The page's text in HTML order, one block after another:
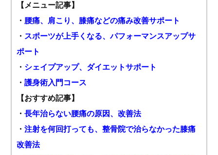
【メニュー記事】
・ 腰痛、肩こり、膝痛などの痛み改善サポート
・ スポーツが上手くなる、パフォーマンスアップサ
ポート
・ シェイプアップ、ダイエットサポート
・護身術入門コース
【おすすめ記事】
・長年治らない腰痛の原因、改善法
・注射を何回打っても、整骨院で治らなかった膝痛
改善法